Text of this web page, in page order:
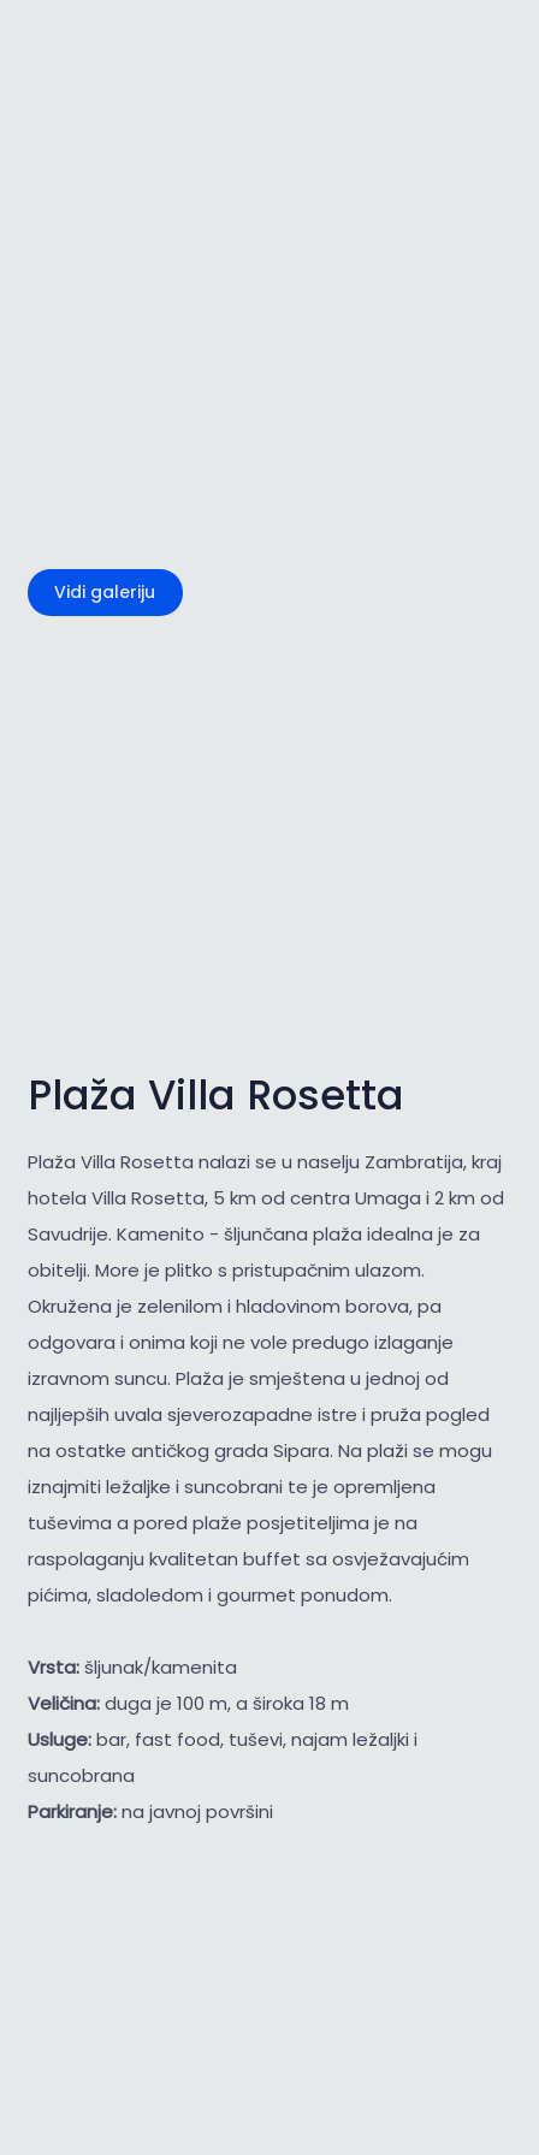
Vidi galeriju
Plaža Villa Rosetta
Plaža Villa Rosetta nalazi se u naselju Zambratija, kraj
hotela Villa Rosetta, 5 km od centra Umaga i 2 km od
Savudrije. Kamenito - šljunčana plaža idealna je za
obitelji. More je plitko s pristupačnim ulazom.
Okružena je zelenilom i hladovinom borova, pa
odgovara i onima koji ne vole predugo izlaganje
izravnom suncu. Plaža je smještena u jednoj od
najljepših uvala sjeverozapadne istre i pruža pogled
na ostatke antičkog grada Sipara. Na plaži se mogu
iznajmiti ležaljke i suncobrani te je opremljena
tuševima a pored plaže posjetiteljima je na
raspolaganju kvalitetan buffet sa osvježavajućim
pićima, sladoledom i gourmet ponudom.
Vrsta:šljunak/kamenita
Veličina:duga je 100 m, a široka 18 m
Usluge:bar, fast food, tuševi, najam ležaljki i
suncobrana
Parkiranje:na javnoj površini